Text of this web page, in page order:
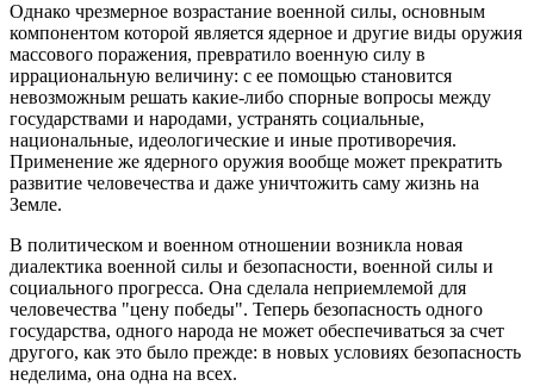
Однако чрезмерное возрастание военной силы, основным
компонентом которой является ядерное и другие виды оружия
массового поражения, превратило военную силу в
иррациональную величину: с ее помощью становится
невозможным решать какие-либо спорные вопросы между
государствами и народами, устранять социальные,
национальные, идеологические и иные противоречия.
Применение же ядерного оружия вообще может прекратить
развитие человечества и даже уничтожить саму жизнь на
Земле.
В политическом и военном отношении возникла новая
диалектика военной силы и безопасности, военной силы и
социального прогресса. Она сделала неприемлемой для
человечества "цену победы". Теперь безопасность одного
государства, одного народа не может обеспечиваться за счет
другого, как это было прежде: в новых условиях безопасность
неделима, она одна на всех.